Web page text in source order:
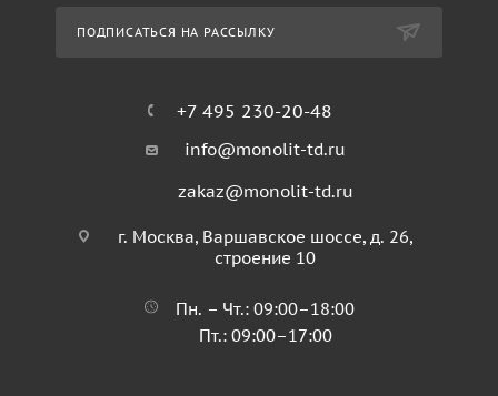
ПОДПИСАТЬСЯ НА РАССЫЛКУ
+7 495 230-20-48
info@monolit-td.ru
zakaz@monolit-td.ru
г. Москва, Варшавское шоссе, д. 26,
строение 10
Пн. – Чт.: 09:00–18:00
Пт.: 09:00–17:00